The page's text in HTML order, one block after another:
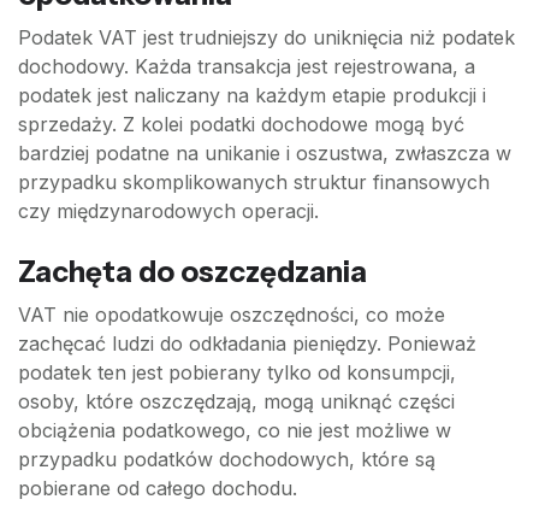
Podatek VAT jest trudniejszy do uniknięcia niż podatek
dochodowy. Każda transakcja jest rejestrowana, a
podatek jest naliczany na każdym etapie produkcji i
sprzedaży. Z kolei podatki dochodowe mogą być
bardziej podatne na unikanie i oszustwa, zwłaszcza w
przypadku skomplikowanych struktur finansowych
czy międzynarodowych operacji.
Zachęta do oszczędzania
VAT nie opodatkowuje oszczędności, co może
zachęcać ludzi do odkładania pieniędzy. Ponieważ
podatek ten jest pobierany tylko od konsumpcji,
osoby, które oszczędzają, mogą uniknąć części
obciążenia podatkowego, co nie jest możliwe w
przypadku podatków dochodowych, które są
pobierane od całego dochodu.